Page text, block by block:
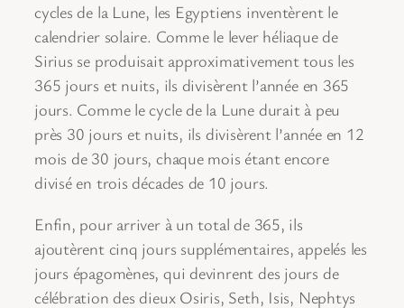
cycles de la Lune, les Egyptiens inventèrent le
calendrier solaire. Comme le lever héliaque de
Sirius se produisait approximativement tous les
365 jours et nuits, ils divisèrent l’année en 365
jours. Comme le cycle de la Lune durait à peu
près 30 jours et nuits, ils divisèrent l’année en 12
mois de 30 jours, chaque mois étant encore
divisé en trois décades de 10 jours.
Enfin, pour arriver à un total de 365, ils
ajoutèrent cinq jours supplémentaires, appelés les
jours épagomènes, qui devinrent des jours de
célébration des dieux Osiris, Seth, Isis, Nephtys